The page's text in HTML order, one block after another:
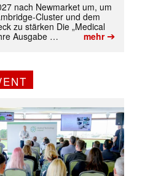
nach Newmarket um, um
Cluster und dem
zu stärken Die „Medical
Ausgabe …
mehr➔